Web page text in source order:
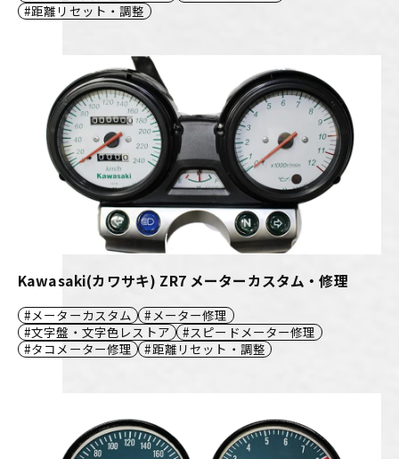
距離リセット・調整
Kawasaki(カワサキ) ZR7 メーターカスタム・修理
メーターカスタム
メーター修理
文字盤・文字色レストア
スピードメーター修理
タコメーター修理
距離リセット・調整